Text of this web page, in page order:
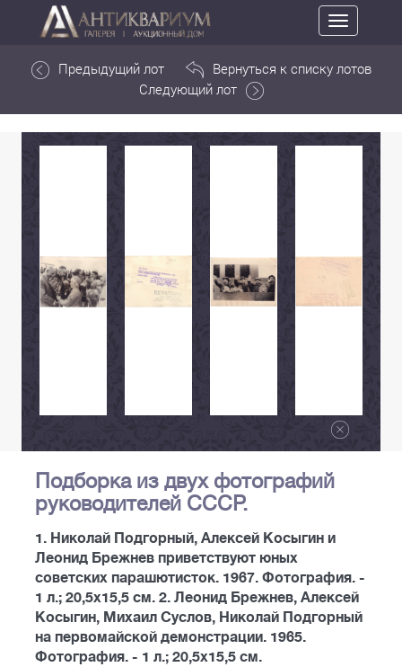
Toggle
navigation
Предыдущий лот
Вернуться к списку лотов
Следующий лот
Подборка из двух фотографий
руководителей СССР.
1. Николай Подгорный, Алексей Косыгин и
Леонид Брежнев приветствуют юных
советских парашютисток. 1967. Фотография. -
1 л.; 20,5x15,5 см. 2. Леонид Брежнев, Алексей
Косыгин, Михаил Суслов, Николай Подгорный
на первомайской демонстрации. 1965.
Фотография. - 1 л.; 20,5x15,5 см.